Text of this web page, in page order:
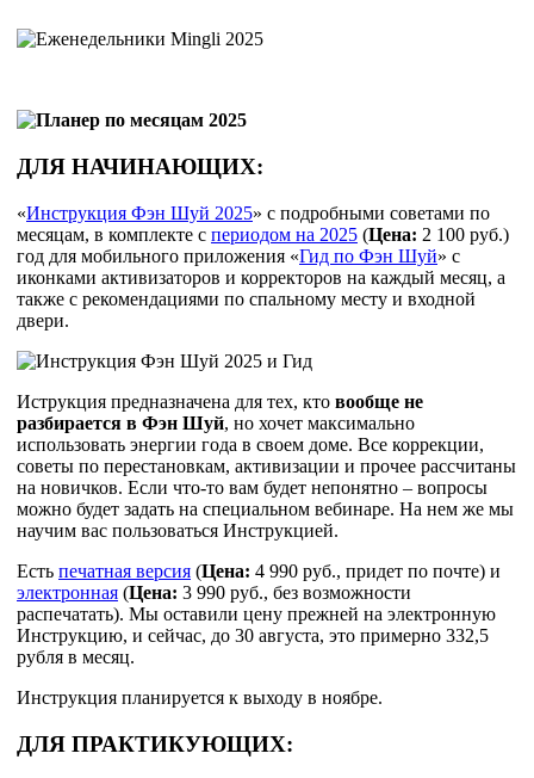
ДЛЯ НАЧИНАЮЩИХ:
«Инструкция Фэн Шуй 2025» с подробными советами по
месяцам, в комплекте с периодом на 2025 (Цена: 2 100 руб.)
год для мобильного приложения «Гид по Фэн Шуй» с
иконками активизаторов и корректоров на каждый месяц, а
также с рекомендациями по спальному месту и входной
двери.
Иструкция предназначена для тех, кто вообще не
разбирается в Фэн Шуй, но хочет максимально
использовать энергии года в своем доме. Все коррекции,
советы по перестановкам, активизации и прочее рассчитаны
на новичков. Если что-то вам будет непонятно – вопросы
можно будет задать на специальном вебинаре. На нем же мы
научим вас пользоваться Инструкцией.
Есть печатная версия (Цена: 4 990 руб., придет по почте) и
электронная (Цена: 3 990 руб., без возможности
распечатать). Мы оставили цену прежней на электронную
Инструкцию, и сейчас, до 30 августа, это примерно 332,5
рубля в месяц.
Инструкция планируется к выходу в ноябре.
ДЛЯ ПРАКТИКУЮЩИХ: